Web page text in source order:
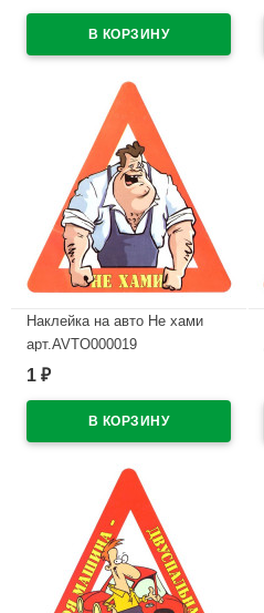
Наклейка на авто Не хами
арт.AVTO000019
1 ₽